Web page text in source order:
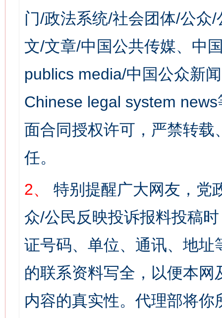
门/政法系统/社会团体/公众
文/文章/中国公共传媒、中
publics media/中国公众新
Chinese legal system
面合同授权许可，严禁转
任。
2、
特别提醒广大网友，党
众/公民反映投诉报料投稿
证号码、单位、通讯、地
的联系资料写全，以便本
内容的真实性。代理部将